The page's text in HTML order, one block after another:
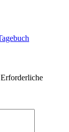
Erforderliche